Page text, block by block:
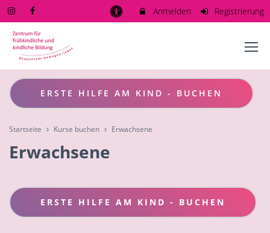
Anmelden Registrierung
ERSTE HILFE AM KIND - BUCHEN
Startseite Kurse buchen Erwachsene
Erwachsene
ERSTE HILFE AM KIND - BUCHEN